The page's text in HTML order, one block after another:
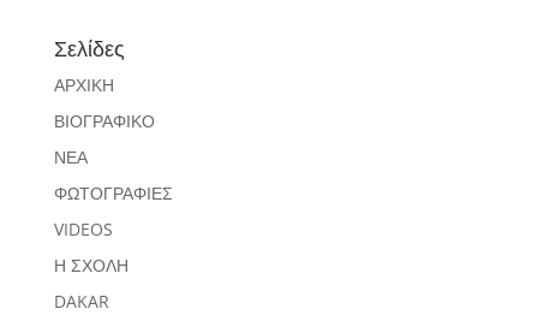
Σελίδες
ΑΡΧΙΚΗ
ΒΙΟΓΡΑΦΙΚΟ
ΝΕΑ
ΦΩΤΟΓΡΑΦΙΕΣ
VIDEOS
Η ΣΧΟΛΗ
DAKAR